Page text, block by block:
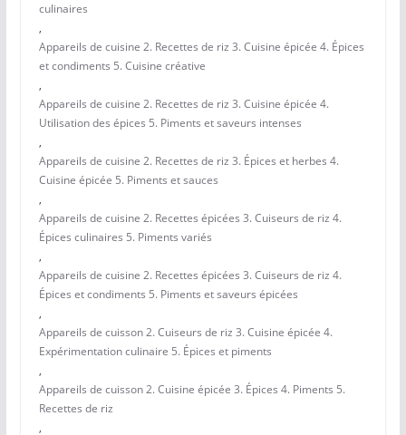
culinaires
,
Appareils de cuisine 2. Recettes de riz 3. Cuisine épicée 4. Épices
et condiments 5. Cuisine créative
,
Appareils de cuisine 2. Recettes de riz 3. Cuisine épicée 4.
Utilisation des épices 5. Piments et saveurs intenses
,
Appareils de cuisine 2. Recettes de riz 3. Épices et herbes 4.
Cuisine épicée 5. Piments et sauces
,
Appareils de cuisine 2. Recettes épicées 3. Cuiseurs de riz 4.
Épices culinaires 5. Piments variés
,
Appareils de cuisine 2. Recettes épicées 3. Cuiseurs de riz 4.
Épices et condiments 5. Piments et saveurs épicées
,
Appareils de cuisson 2. Cuiseurs de riz 3. Cuisine épicée 4.
Expérimentation culinaire 5. Épices et piments
,
Appareils de cuisson 2. Cuisine épicée 3. Épices 4. Piments 5.
Recettes de riz
,